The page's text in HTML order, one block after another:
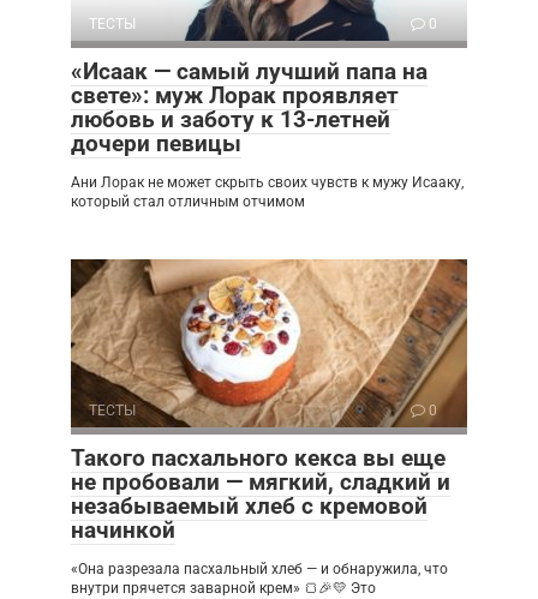
ТЕСТЫ 0
«Исаак — самый лучший папа на
свете»: муж Лорак проявляет
любовь и заботу к 13-летней
дочери певицы
Ани Лорак не может скрыть своих чувств к мужу Исааку,
который стал отличным отчимом
ТЕСТЫ 0
Такого пасхального кекса вы еще
не пробовали — мягкий, сладкий и
незабываемый хлеб с кремовой
начинкой
«Она разрезала пасхальный хлеб — и обнаружила, что
внутри прячется заварной крем» 🍞🎉💛 Это